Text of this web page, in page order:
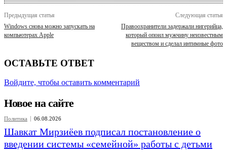
Предыдущая статья
Windows снова можно запускать на
компьютерах Apple
Следующая статья
Правоохранители задержали нигерийца,
который опоил мужчину неизвестным
веществом и сделал интимные фото
ОСТАВЬТЕ ОТВЕТ
Войдите, чтобы оставить комментарий
Новое на сайте
Политика 06.08.2026
Шавкат Мирзиёев подписал постановление о
введении системы «семейной» работы с детьми